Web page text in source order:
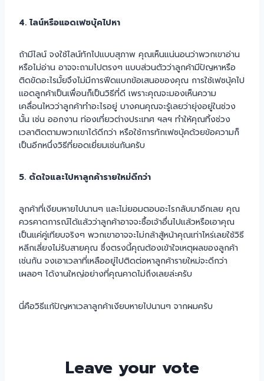
4. ไลน์หรือแอดเฟซบุ้คไปหา
ถ้ามีไลน์ จงใช้ไลน์ทักไปแบบสุภาพ คุณเห็นแน่นอนว่าพวกเขาอ่าน
หรือไม่อ่าน อาจจะถามไปตรงๆ แบบส่วนตัวว่าลูกค้ามีปัญหาหรือ
ติดขัดอะไรมั้ยจึงไม่มีการฟีดแบกข้อเสนอของคุณ การใช้เฟซบุ้คไป
แอดลูกค้าเป็นเพื่อนก็เป็นวิธีที่ดี เพราะคุณจะมองเห็นความ
เคลื่อนไหวว่าลูกค้าทำอะไรอยู่ บางคนคุณจะรู้เลยว่ายุ่งอยู่ในช่วง
นั้น เช่น ออกงาน ท่องเที่ยวต่างประเทศ ฯลฯ ทำให้คุณทิ้งช่วง
เวลาติดตามพวกเขาได้ดีกว่า หรือใช้การทักเฟซบุ้คด้วยข้อความก็
เป็นอีกหนึ่งวิธีที่ยอดเยี่ยมเช่นกันครับ
5. ตัดใจและไปหาลูกค้ารายใหม่ดีกว่า
ลูกค้าที่เงียบหายไปนานๆ และไม่ยอมตอบอะไรกลับมาอีกเลย คุณ
ควรคาดการณ์ได้แล้วว่าลูกค้าอาจจะซื้อเจ้าอื่นไปแล้วหรือเอาคุณ
เป็นแค่คู่เทียบจริงๆ พวกเขาอาจจะไม่กล้าสู้หน้าคุณเท่าไหร่เลยใช้วิธี
หลีกเลี่ยงไม่รับสายคุณ ซึ่งตรงนี้คุณต้องเข้าใจเหตุผลของลูกค้า
เช่นกัน จงเอาเวลาที่เหลืออยู่ไปติดต่อหาลูกค้ารายใหม่จะดีกว่า
เผลอๆ ได้งานใหญ่อย่างที่คุณคาดไม่ถึงเลยล่ะครับ
นี่คือวิธีแก้ปัญหาเวลาลูกค้าเงียบหายไปนานๆ จากผมครับ
Leave your vote